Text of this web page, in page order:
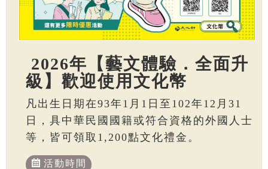
2026年【藝文體驗．全面升
級】歡迎使用文化幣
凡出生日期在93年1月1日至102年12月31
日，具中華民國國籍或符合資格的外國人士
等，皆可領取1,200點文化禮金。
活動時間